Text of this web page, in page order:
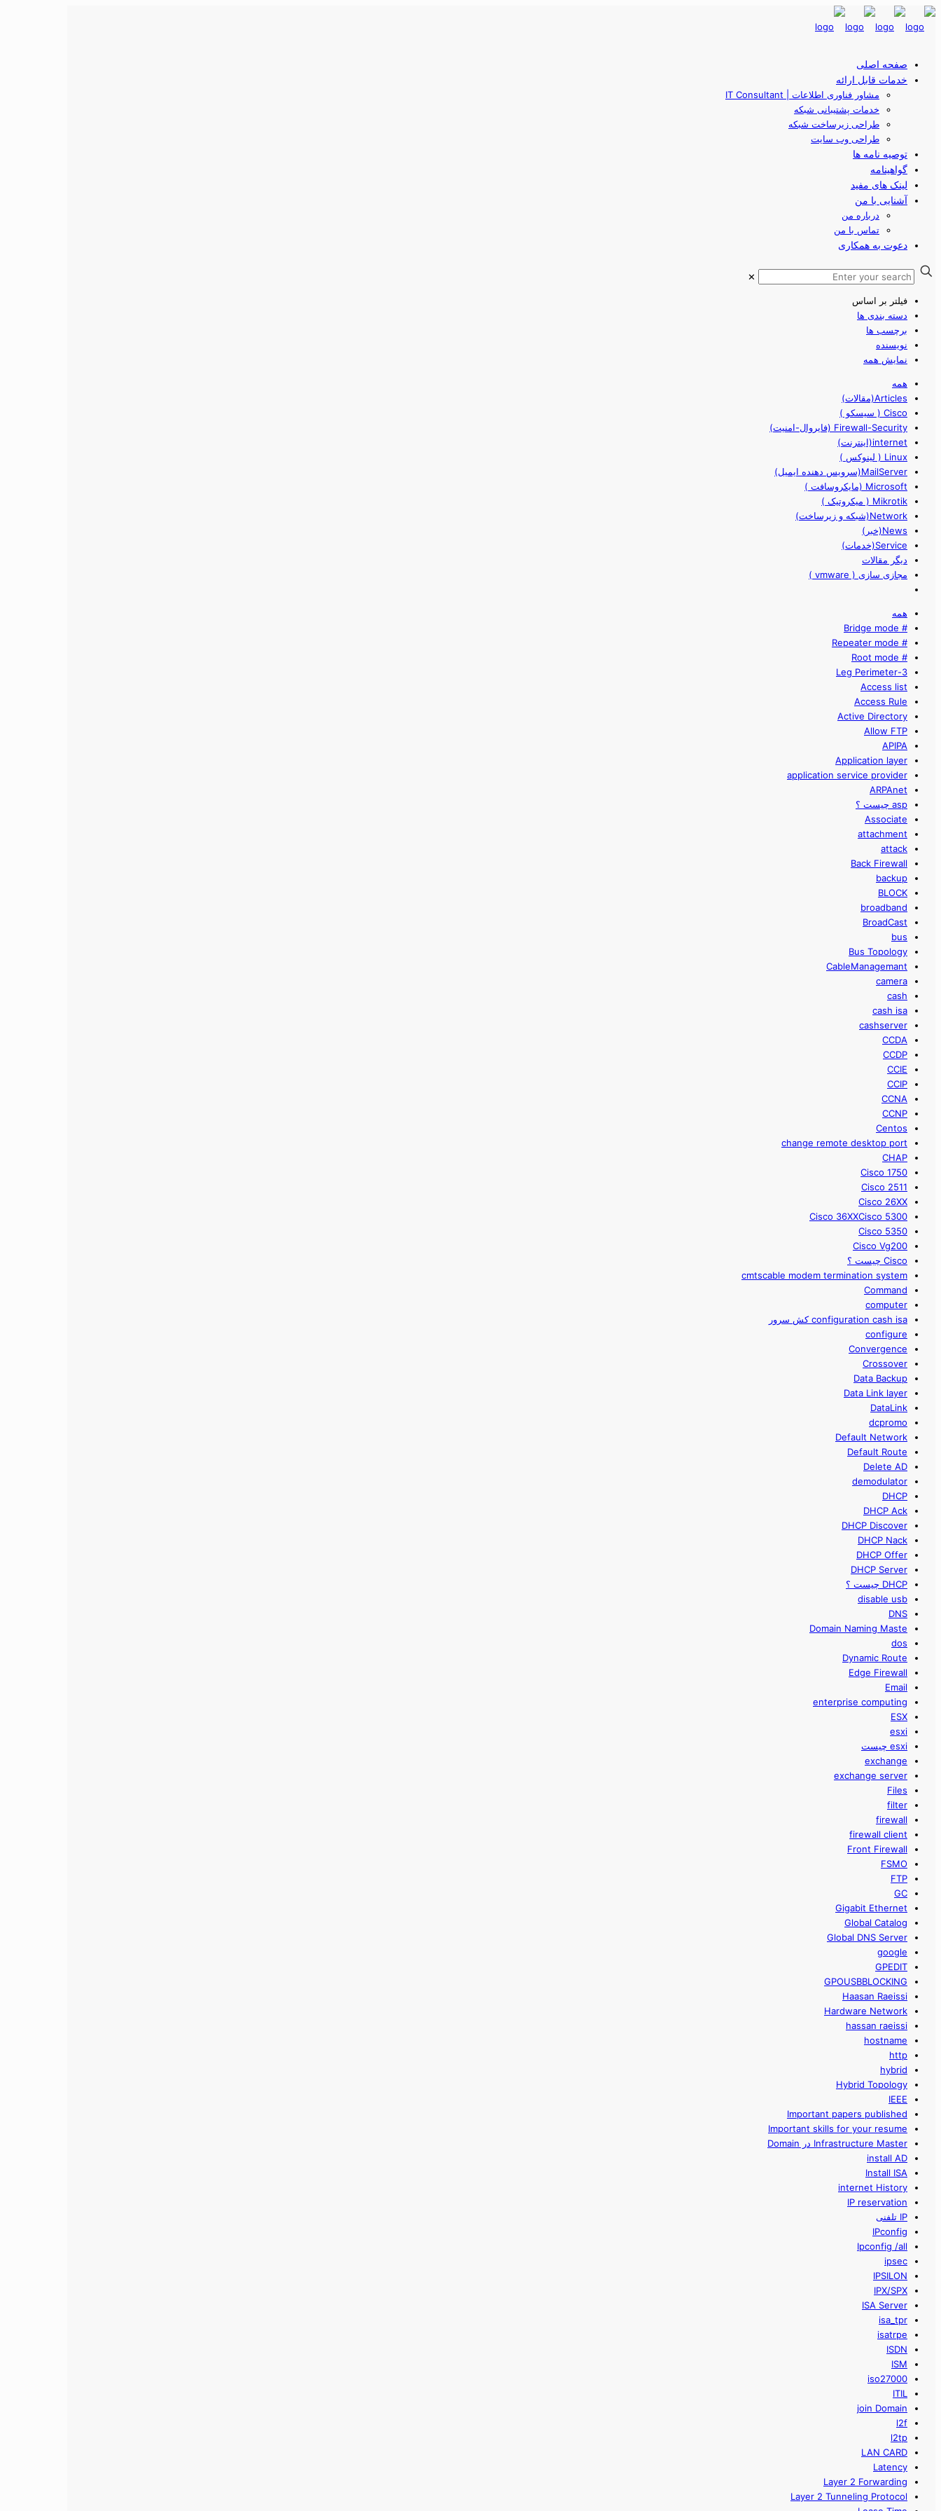
صفحه اصلی
خدمات قابل ارائه
مشاور فناوری اطلاعات | IT Consultant
خدمات پشتیبانی شبکه
طراحی زیرساخت شبکه
طراحی وب سایت
توصیه نامه ها
گواهینامه
لینک های مفید
آشنایی با من
درباره من
تماس با من
دعوت به همکاری
✕
فیلتر بر اساس
دسته بندی ها
برچسب ها
نویسنده
نمایش همه
همه
Articles(مقالات)
Cisco ( سیسکو )
Firewall-Security (فایروال-امنیت)
internet(اینترنت)
Linux ( لینوکس )
MailServer(سرویس دهنده ایمیل)
Microsoft (مایکروسافت )
Mikrotik ( میکروتیک )
Network(شبکه و زیرساخت)
News(خبر)
Service(خدمات)
دیگر مقالات
مجازی سازی ( vmware )
همه
# Bridge mode
# Repeater mode
# Root mode
3-Leg Perimeter
Access list
Access Rule
Active Directory
Allow FTP
APIPA
Application layer
application service provider
ARPAnet
asp چیست ؟
Associate
attachment
attack
Back Firewall
backup
BLOCK
broadband
BroadCast
bus
Bus Topology
CableManagemant
camera
cash
cash isa
cashserver
CCDA
CCDP
CCIE
CCIP
CCNA
CCNP
Centos
change remote desktop port
CHAP
Cisco 1750
Cisco 2511
Cisco 26XX
Cisco 36XXCisco 5300
Cisco 5350
Cisco Vg200
Cisco چیست ؟
cmtscable modem termination system
Command
computer
configuration cash isa کش سرور
configure
Convergence
Crossover
Data Backup
Data Link layer
DataLink
dcpromo
Default Network
Default Route
Delete AD
demodulator
DHCP
DHCP Ack
DHCP Discover
DHCP Nack
DHCP Offer
DHCP Server
DHCP چیست ؟
disable usb
DNS
Domain Naming Maste
dos
Dynamic Route
Edge Firewall
Email
enterprise computing
ESX
esxi
esxi چیست
exchange
exchange server
Files
filter
firewall
firewall client
Front Firewall
FSMO
FTP
GC
Gigabit Ethernet
Global Catalog
Global DNS Server
google
GPEDIT
GPOUSBBLOCKING
Haasan Raeissi
Hardware Network
hassan raeissi
hostname
http
hybrid
Hybrid Topology
IEEE
Important papers published
Important skills for your resume
Infrastructure Master در Domain
install AD
Install ISA
internet History
IP reservation
IP تلفنی
IPconfig
Ipconfig /all
ipsec
IPSILON
IPX/SPX
ISA Server
isa_tpr
isatrpe
ISDN
ISM
iso27000
ITIL
join Domain
l2f
l2tp
LAN CARD
Latency
Layer 2 Forwarding
Layer 2 Tunneling Protocol